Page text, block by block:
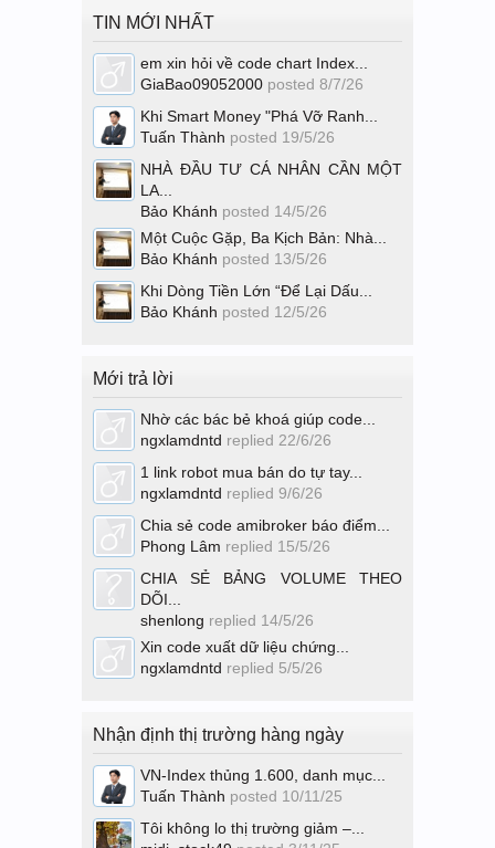
TIN MỚI NHẤT
em xin hỏi về code chart Index...
GiaBao09052000 posted 8/7/26
Khi Smart Money "Phá Vỡ Ranh...
Tuấn Thành posted 19/5/26
NHÀ ĐẦU TƯ CÁ NHÂN CẦN MỘT
LA...
Bảo Khánh posted 14/5/26
Một Cuộc Gặp, Ba Kịch Bản: Nhà...
Bảo Khánh posted 13/5/26
Khi Dòng Tiền Lớn “Để Lại Dấu...
Bảo Khánh posted 12/5/26
Mới trả lời
Nhờ các bác bẻ khoá giúp code...
ngxlamdntd replied 22/6/26
1 link robot mua bán do tự tay...
ngxlamdntd replied 9/6/26
Chia sẻ code amibroker báo điểm...
Phong Lâm replied 15/5/26
CHIA SẺ BẢNG VOLUME THEO
DÕI...
shenlong replied 14/5/26
Xin code xuất dữ liệu chứng...
ngxlamdntd replied 5/5/26
Nhận định thị trường hàng ngày
VN-Index thủng 1.600, danh mục...
Tuấn Thành posted 10/11/25
Tôi không lo thị trường giảm –...